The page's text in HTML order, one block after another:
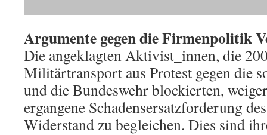
Argumente gegen die Firmenpolitik
Die angeklagten Aktivist_innen, die
Militärtransport aus Protest gegen die
und die Bundeswehr blockierten,
ergangene Schadensersatzforderung
Widerstand zu begleichen. Dies sind